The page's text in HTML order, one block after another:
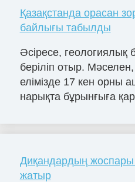
Қазақстанда орасан
байлығы табылды
Әсіресе, геологиялық
беріліп отыр.
елімізде 17 кен орны
нарықта бұрынғыға
Диқандардың жоспары
жатыр